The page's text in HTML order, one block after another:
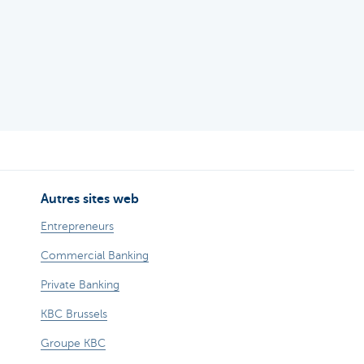
Autres sites web
Entrepreneurs
Commercial Banking
Private Banking
KBC Brussels
Groupe KBC